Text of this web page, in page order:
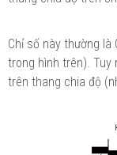
Chỉ số này thường
trong hình trên). Tuy
trên thang chia độ